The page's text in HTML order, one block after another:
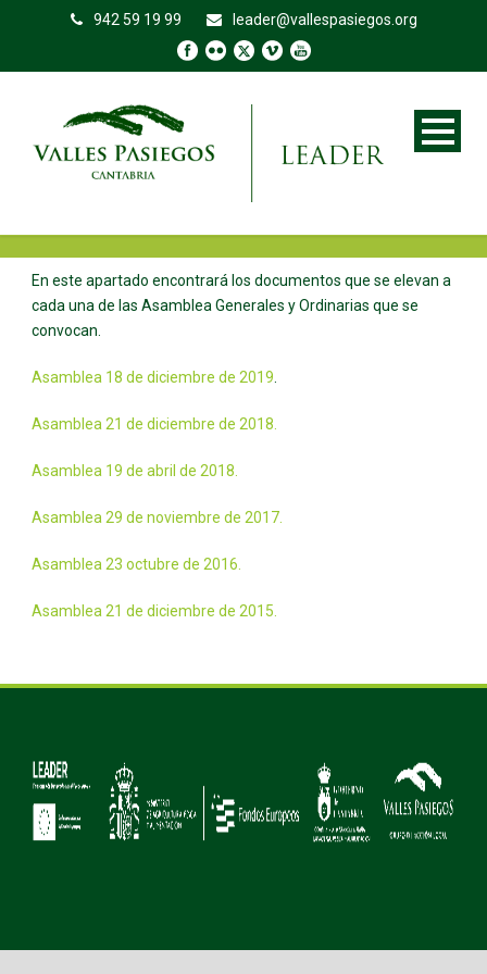
942 59 19 99 leader@vallespasiegos.org
En este apartado encontrará los documentos que se elevan a
cada una de las Asamblea Generales y Ordinarias que se
convocan.
Asamblea 18 de diciembre de 2019
Asamblea 21 de diciembre de 2018.
Asamblea 19 de abril de 2018.
Asamblea 29 de noviembre de 2017.
Asamblea 23 octubre de 2016.
Asamblea 21 de diciembre de 2015.